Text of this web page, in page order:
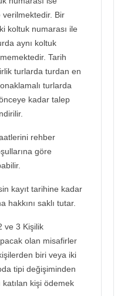
Bir
koltuk numarası ile
aynı koltuk
Tarih
turlarda turdan en
turlarda
kadar talep
rehber
göre
kayıt tarihine kadar
hakkını saklı tutar.
ve 3 Kişilik
olan misafirler
biri veya iki
tipi değişiminden
katılan kişi ödemek